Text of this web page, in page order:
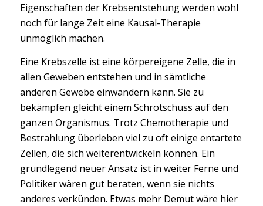
Eigenschaften der Krebsentstehung werden wohl
noch für lange Zeit eine Kausal-Therapie
unmöglich machen.
Eine Krebszelle ist eine körpereigene Zelle, die in
allen Geweben entstehen und in sämtliche
anderen Gewebe einwandern kann. Sie zu
bekämpfen gleicht einem Schrotschuss auf den
ganzen Organismus. Trotz Chemotherapie und
Bestrahlung überleben viel zu oft einige entartete
Zellen, die sich weiterentwickeln können. Ein
grundlegend neuer Ansatz ist in weiter Ferne und
Politiker wären gut beraten, wenn sie nichts
anderes verkünden. Etwas mehr Demut wäre hier